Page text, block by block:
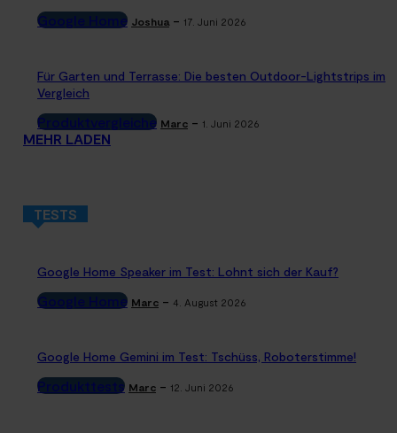
Google Home Joshua - 17. Juni 2026
Für Garten und Terrasse: Die besten Outdoor-Lightstrips im
Vergleich
Produktvergleiche Marc - 1. Juni 2026
MEHR LADEN
TESTS
Google Home Speaker im Test: Lohnt sich der Kauf?
Google Home Marc - 4. August 2026
Google Home Gemini im Test: Tschüss, Roboterstimme!
Produkttests Marc - 12. Juni 2026